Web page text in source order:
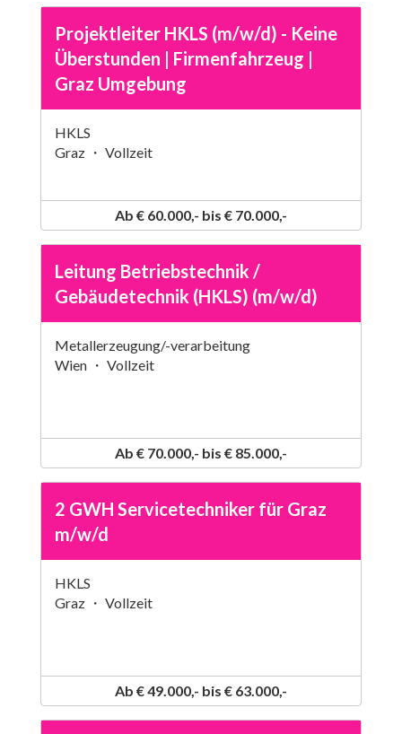
Projektleiter HKLS (m/w/d) - Keine
Überstunden | Firmenfahrzeug |
Graz Umgebung
HKLS
Graz ・ Vollzeit
Ab € 60.000,- bis € 70.000,-
Leitung Betriebstechnik /
Gebäudetechnik (HKLS) (m/w/d)
Metallerzeugung/-verarbeitung
Wien ・ Vollzeit
Ab € 70.000,- bis € 85.000,-
2 GWH Servicetechniker für Graz
m/w/d
HKLS
Graz ・ Vollzeit
Ab € 49.000,- bis € 63.000,-